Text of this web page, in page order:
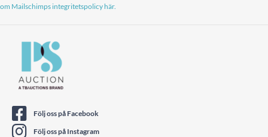
om Mailschimps integritetspolicy här.
Följ oss på Facebook
Följ oss på Instagram